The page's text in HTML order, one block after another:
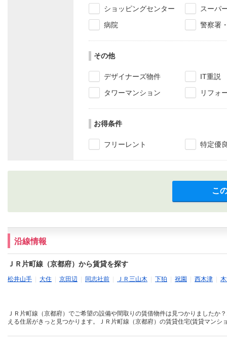
ショッピングセンター
スーパ
病院
警察署
その他
デザイナーズ物件
IT重説
タワーマンション
リフォ
お得条件
フリーレント 特定優
こ
沿線情報
ＪＲ片町線（京都府）から賃貸を探す
松井山手 大住 京田辺 同志社前 ＪＲ三山木 下狛 祝園 西木津
ＪＲ片町線（京都府）でご希望の設備や間取りの賃借物件は見つかりました
える住居がきっと見つかります。ＪＲ片町線（京都府）の賃貸住宅(賃貸マン